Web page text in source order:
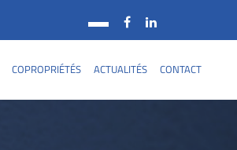
COPROPRIÉTÉS ACTUALITÉS CONTACT